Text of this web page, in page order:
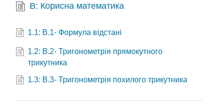
B: Корисна математика
1.1: B.1- Формула відстані
1.2: B.2- Тригонометрія прямокутного
трикутника
1.3: B.3- Тригонометрія похилого трикутника